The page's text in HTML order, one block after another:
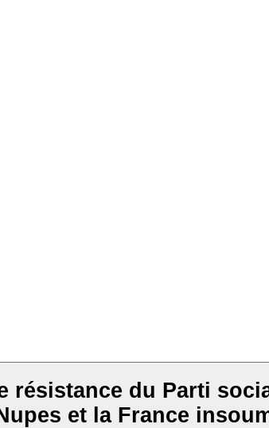
résistance du Parti
et la France